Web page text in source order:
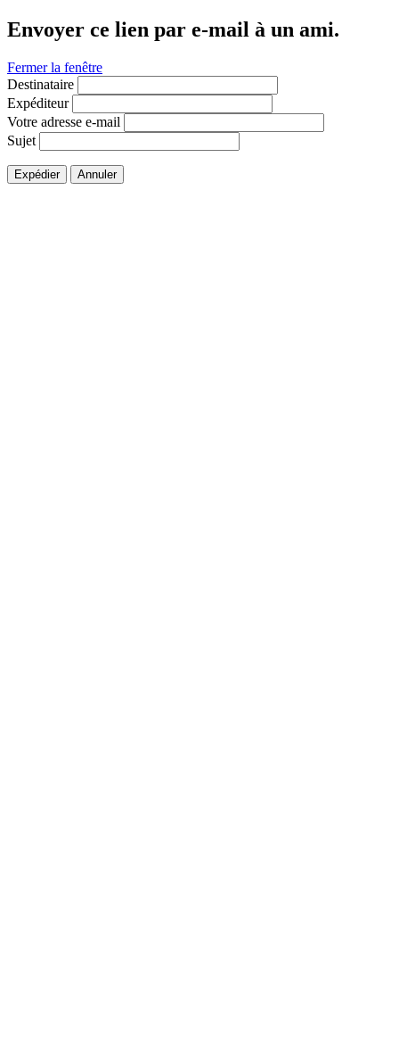
Envoyer ce lien par e-mail à un ami.
Fermer la fenêtre
Destinataire
Expéditeur
Votre adresse e-mail
Sujet
Expédier Annuler